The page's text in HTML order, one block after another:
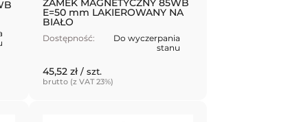
E=50 mm LAKIEROWANY NA
BIAŁO
Dostępność:
Do wyczerpania
stanu
45,52 zł/ szt.
brutto (z VAT 23%)